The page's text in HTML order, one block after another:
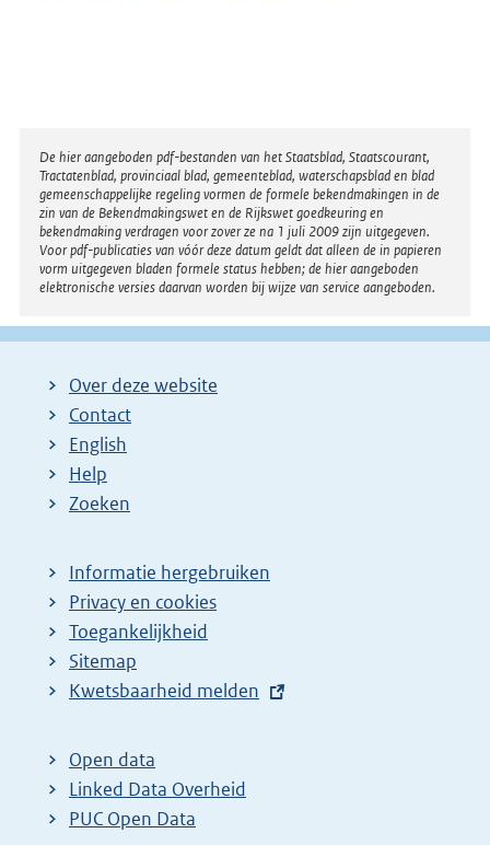
Disclaimer
De hier aangeboden pdf-bestanden van het Staatsblad, Staatscourant,
Tractatenblad, provinciaal blad, gemeenteblad, waterschapsblad en blad
gemeenschappelijke regeling vormen de formele bekendmakingen in de
zin van de Bekendmakingswet en de Rijkswet goedkeuring en
bekendmaking verdragen voor zover ze na 1 juli 2009 zijn uitgegeven.
Voor pdf-publicaties van vóór deze datum geldt dat alleen de in papieren
vorm uitgegeven bladen formele status hebben; de hier aangeboden
elektronische versies daarvan worden bij wijze van service aangeboden.
Over deze website
Contact
English
Help
Zoeken
Informatie hergebruiken
Privacy en cookies
Toegankelijkheid
Sitemap
E
t
e
r
Kwetsbaarheid melden
Open data
Linked Data Overheid
PUC Open Data